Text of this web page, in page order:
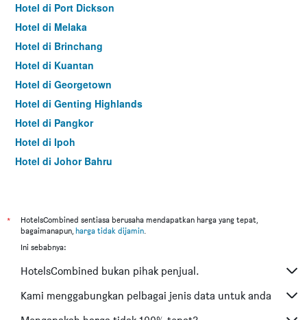
Hotel di Port Dickson
Hotel di Melaka
Hotel di Brinchang
Hotel di Kuantan
Hotel di Georgetown
Hotel di Genting Highlands
Hotel di Pangkor
Hotel di Ipoh
Hotel di Johor Bahru
Hotel di Kuching
Hotel di Tokyo
Hotel di Bangkok
Hotel di Putrajaya
Hotel di Shah Alam
*
HotelsCombined sentiasa berusaha mendapatkan harga yang tepat,
bagaimanapun, harga tidak dijamin.
Ini sebabnya:
HotelsCombined bukan pihak penjual.
Kami menggabungkan pelbagai jenis data untuk anda